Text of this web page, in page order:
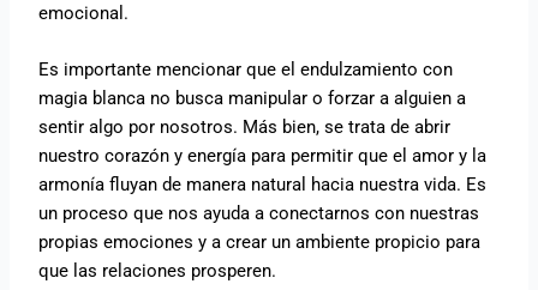
emocional.
Es importante mencionar que el endulzamiento con
magia blanca no busca manipular o forzar a alguien a
sentir algo por nosotros. Más bien, se trata de abrir
nuestro corazón y energía para permitir que el amor y la
armonía fluyan de manera natural hacia nuestra vida. Es
un proceso que nos ayuda a conectarnos con nuestras
propias emociones y a crear un ambiente propicio para
que las relaciones prosperen.